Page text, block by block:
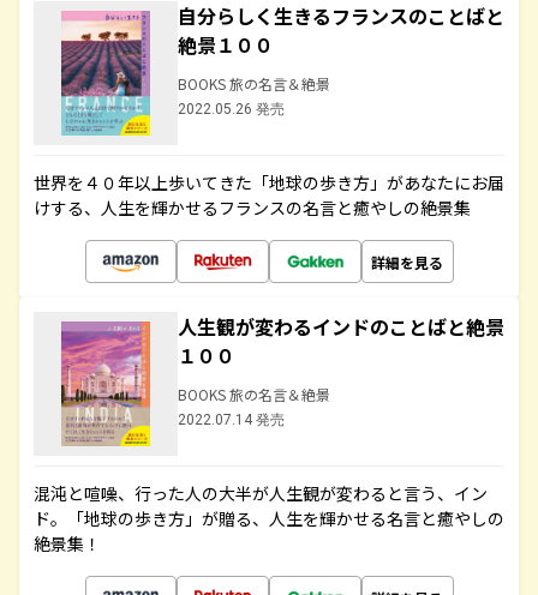
自分らしく生きるフランスのことばと
絶景１００
BOOKS 旅の名言＆絶景
2022.05.26 発売
世界を４０年以上歩いてきた「地球の歩き方」があなたにお届
けする、人生を輝かせるフランスの名言と癒やしの絶景集
詳細を見る
人生観が変わるインドのことばと絶景
１００
BOOKS 旅の名言＆絶景
2022.07.14 発売
混沌と喧噪、行った人の大半が人生観が変わると言う、イン
ド。「地球の歩き方」が贈る、人生を輝かせる名言と癒やしの
絶景集！